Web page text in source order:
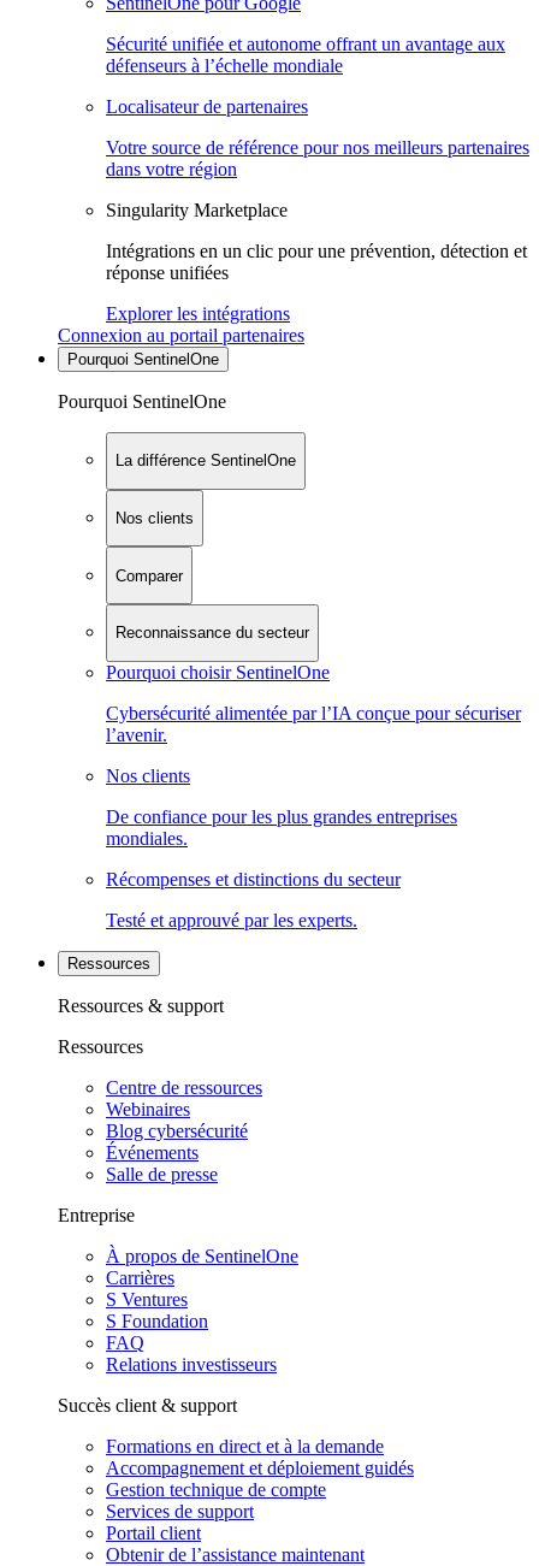
Sécurité unifiée et autonome offrant un avantage aux
défenseurs à l’échelle mondiale
Localisateur de partenaires
Votre source de référence pour nos meilleurs partenaires
dans votre région
Singularity Marketplace
Intégrations en un clic pour une prévention, détection et
réponse unifiées
Explorer les intégrations
Connexion au portail partenaires
Pourquoi SentinelOne
Pourquoi SentinelOne
La différence SentinelOne
Nos clients
Comparer
Reconnaissance du secteur
Pourquoi choisir SentinelOne
Cybersécurité alimentée par l’IA conçue pour sécuriser
l’avenir.
Nos clients
De confiance pour les plus grandes entreprises
mondiales.
Récompenses et distinctions du secteur
Testé et approuvé par les experts.
Ressources
Ressources & support
Ressources
Centre de ressources
Webinaires
Blog cybersécurité
Événements
Salle de presse
Entreprise
À propos de SentinelOne
Carrières
S Ventures
S Foundation
FAQ
Relations investisseurs
Succès client & support
Formations en direct et à la demande
Accompagnement et déploiement guidés
Gestion technique de compte
Services de support
Portail client
Obtenir de l’assistance maintenant